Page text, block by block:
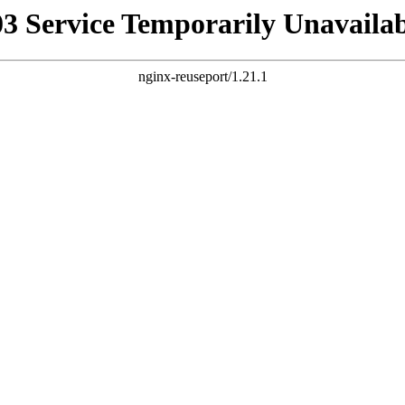
Service Temporarily
nginx-reuseport/1.21.1